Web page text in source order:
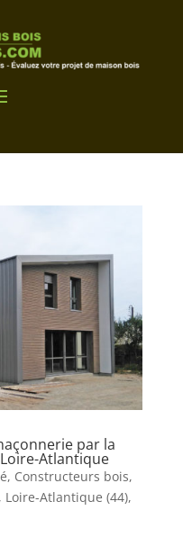
par la
Loire-Atlantique
, Constructeurs bois,
, Loire-Atlantique (44),